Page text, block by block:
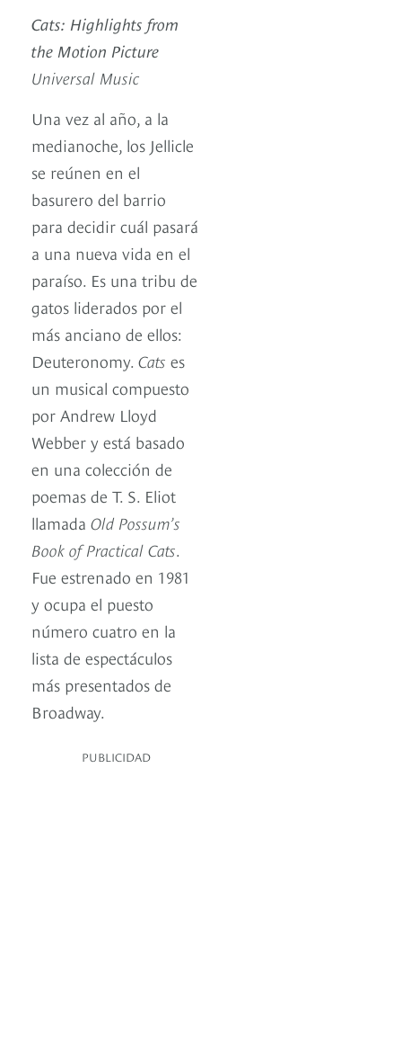
Cats: Highlights from
the Motion Picture
Universal Music
Una vez al año, a la
medianoche, los Jellicle
se reúnen en el
basurero del barrio
para decidir cuál pasará
a una nueva vida en el
paraíso. Es una tribu de
gatos liderados por el
más anciano de ellos:
Deuteronomy. Cats es
un musical compuesto
por Andrew Lloyd
Webber y está basado
en una colección de
poemas de T. S. Eliot
llamada Old Possum’s
Book of Practical Cats.
Fue estrenado en 1981
y ocupa el puesto
número cuatro en la
lista de espectáculos
más presentados de
Broadway.
PUBLICIDAD